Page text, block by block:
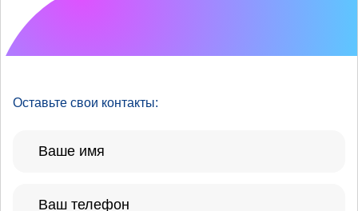
Оставьте свои контакты: